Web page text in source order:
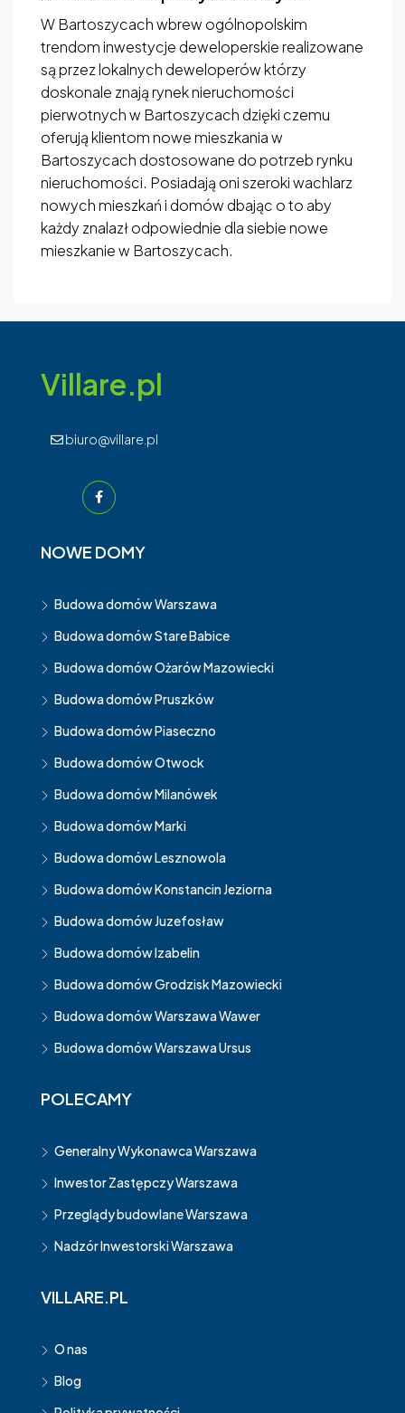
WBartoszycachwbrew ogólnopolskim
trendom inwestycje deweloperskie realizowane
są przez lokalnych deweloperów którzy
doskonale znają rynek nieruchomości
pierwotnych w Bartoszycach dzięki czemu
oferują klientom nowe mieszkania w
Bartoszycach dostosowane do potrzeb rynku
nieruchomości. Posiadają oni szeroki wachlarz
nowych mieszkań i domów dbając o to aby
każdy znalazł odpowiednie dla siebie nowe
mieszkanie w Bartoszycach.
Villare.pl
biuro@villare.pl
NOWE DOMY
Budowa domów Warszawa
Budowa domów Stare Babice
Budowa domów Ożarów Mazowiecki
Budowa domów Pruszków
Budowa domów Piaseczno
Budowa domów Otwock
Budowa domów Milanówek
Budowa domów Marki
Budowa domów Lesznowola
Budowa domów Konstancin Jeziorna
Budowa domów Juzefosław
Budowa domów Izabelin
Budowa domów Grodzisk Mazowiecki
Budowa domów Warszawa Wawer
Budowa domów Warszawa Ursus
POLECAMY
Generalny Wykonawca Warszawa
Inwestor Zastępczy Warszawa
Przeglądy budowlane Warszawa
Nadzór Inwestorski Warszawa
VILLARE.PL
O nas
Blog